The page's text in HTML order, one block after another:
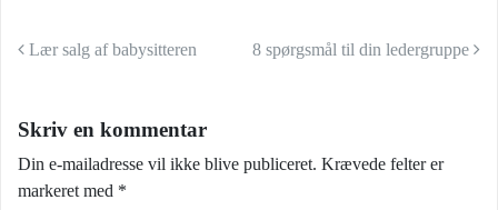
Indlæg navigation
Lær salg af babysitteren 8 spørgsmål til din ledergruppe
Skriv en kommentar
Din e-mailadresse vil ikke blive publiceret. Krævede felter er
markeret med *